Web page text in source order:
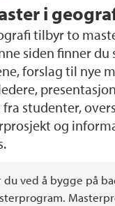
i
tilbyr to
siden finner
forslag til nye
studenter,
og
du ved å bygge på